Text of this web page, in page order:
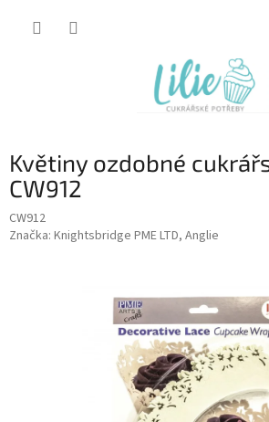
Květiny ozdobné
CW912
CW912
Značka: Knightsbridge PME LTD, Anglie